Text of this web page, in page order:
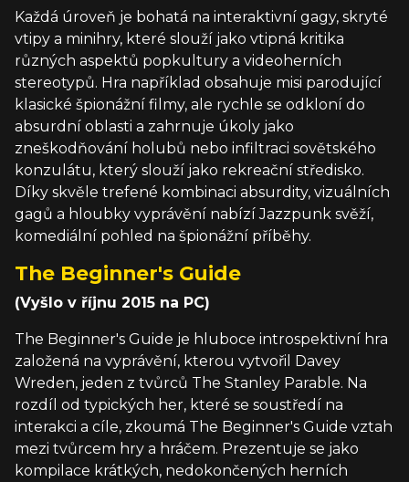
Každá úroveň je bohatá na interaktivní gagy, skryté
vtipy a minihry, které slouží jako vtipná kritika
různých aspektů popkultury a videoherních
stereotypů. Hra například obsahuje misi parodující
klasické špionážní filmy, ale rychle se odkloní do
absurdní oblasti a zahrnuje úkoly jako
zneškodňování holubů nebo infiltraci sovětského
konzulátu, který slouží jako rekreační středisko.
Díky skvěle trefené kombinaci absurdity, vizuálních
gagů a hloubky vyprávění nabízí Jazzpunk svěží,
komediální pohled na špionážní příběhy.
The Beginner's Guide
(Vyšlo v říjnu 2015 na PC)
The Beginner's Guide je hluboce introspektivní hra
založená na vyprávění, kterou vytvořil Davey
Wreden, jeden z tvůrců The Stanley Parable. Na
rozdíl od typických her, které se soustředí na
interakci a cíle, zkoumá The Beginner's Guide vztah
mezi tvůrcem hry a hráčem. Prezentuje se jako
kompilace krátkých, nedokončených herních